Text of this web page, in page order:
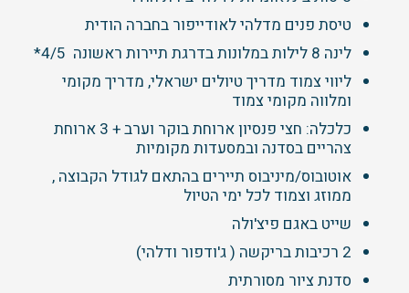
טיסת פנים מדלהי לאודייפור בחברה הודית
לינה 8 לילות במלונות בדרגת תיירות ראשונה 4/5*
ליווי צמוד מדריך טיולים ישראלי, מדריך מקומי
ומלווה מקומי צמוד
כלכלה: חצי פנסיון ארוחת בוקר וערב + 3 ארוחת
צהריים בסדנה ובמסעדות מקומיות
אוטובוס/מיניבוס תיירים בהתאם לגודל הקבוצה ,
ממוזג וצמוד לכל ימי הטיול
שייט באגם פיצ'ולה
2 רכיבות בריקשה ( ג'ודפור ודלהי)
סדנת ציור מסורתית